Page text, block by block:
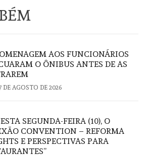
AOS FUNCIONÁRIOS
O ÔNIBUS ANTES DE AS
DE AGOSTO DE 2026
SEGUNDA-FEIRA (10), O
CONVENTION – REFORMA
E PERSPECTIVAS PARA